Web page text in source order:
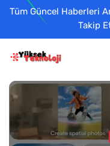
Tüm Güncel Haberleri
Takip